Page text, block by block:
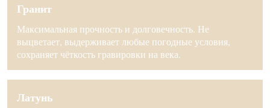
Гранит
Максимальная прочность и долговечность. Не
выцветает, выдерживает любые погодные условия,
сохраняет чёткость гравировки на века.
Латунь